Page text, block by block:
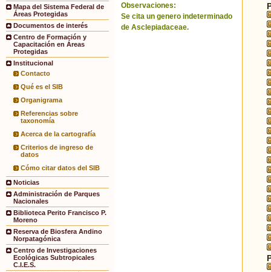
Mapa del Sistema Federal de
Áreas Protegidas
Documentos de interés
Centro de Formación y
Capacitación en Áreas
Protegidas
Institucional
Contacto
Qué es el SIB
Organigrama
Referencias sobre
taxonomía
Acerca de la cartografía
Criterios de ingreso de
datos
Cómo citar datos del SIB
Noticias
Administración de Parques
Nacionales
Biblioteca Perito Francisco P.
Moreno
Reserva de Biosfera Andino
Norpatagónica
Centro de Investigaciones
Ecológicas Subtropicales
C.I.E.S.
Observaciones:
Se cita un genero indeterminado
de Asclepiadaceae.